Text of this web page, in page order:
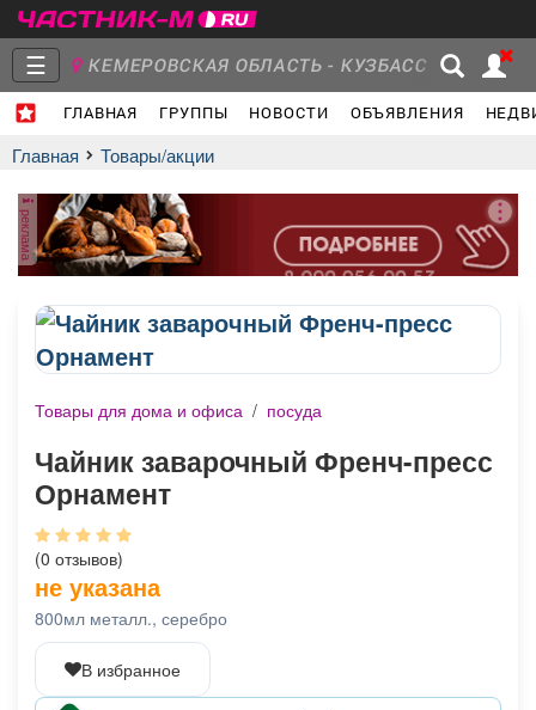
☰ КЕМЕРОВСКАЯ ОБЛАСТЬ - КУЗБАСС
ГЛАВНАЯ ГРУППЫ НОВОСТИ ОБЪЯВЛЕНИЯ
Главная
Объявления Недвижимость Услуги
Работа Транспорт
Афиша
Главная Товары/акции
реклама
Товары для дома и офиса / посуда
Чайник заварочный Френч-пресс
Орнамент
(0 отзывов)
не указана
800мл металл., серебро
В избранное